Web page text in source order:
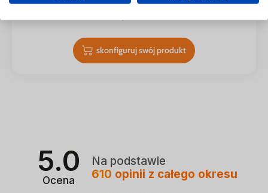
skonfiguruj swój produkt
5.0
Ocena
Na podstawie
610 opinii z całego okresu